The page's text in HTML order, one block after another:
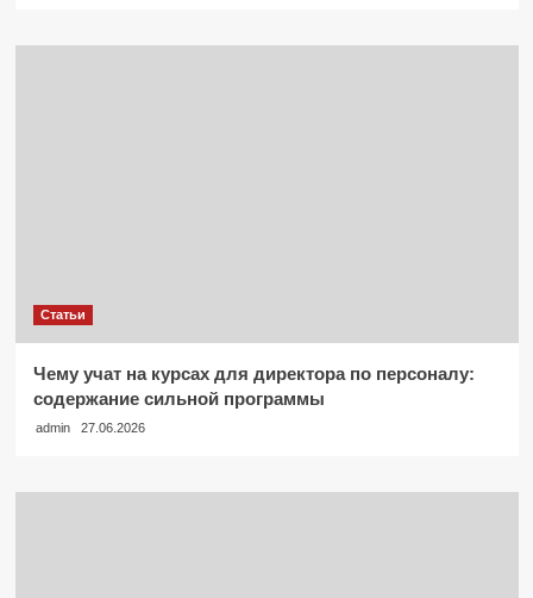
Статьи
Чему учат на курсах для директора по персоналу:
содержание сильной программы
admin 27.06.2026